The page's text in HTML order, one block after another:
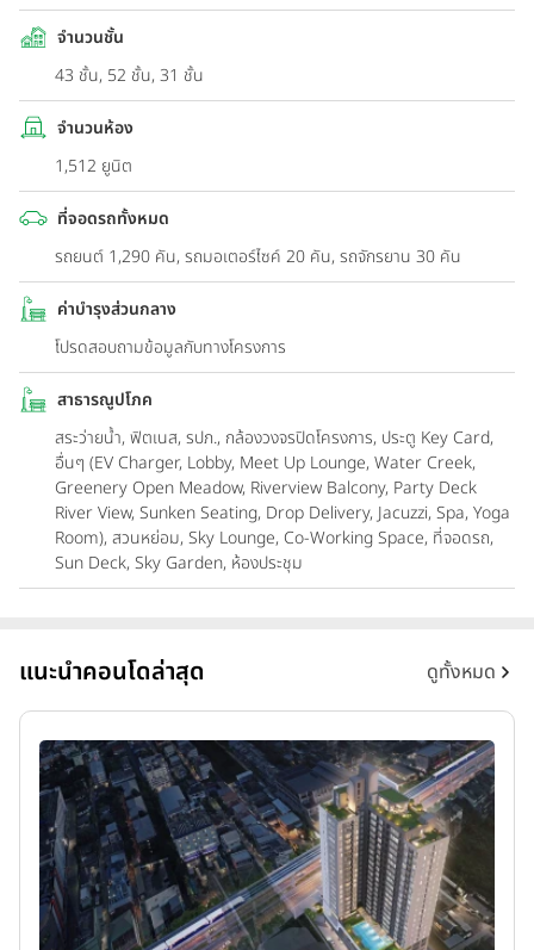
จำนวนชั้น
43 ชั้น, 52 ชั้น, 31 ชั้น
จำนวนห้อง
1,512 ยูนิต
ที่จอดรถทั้งหมด
รถยนต์ 1,290 คัน, รถมอเตอร์ไซค์ 20 คัน, รถจักรยาน 30 คัน
ค่าบำรุงส่วนกลาง
โปรดสอบถามข้อมูลกับทางโครงการ
สาธารณูปโภค
สระว่ายน้ำ, ฟิตเนส, รปภ., กล้องวงจรปิดโครงการ, ประตู Key Card,
อื่นๆ (EV Charger, Lobby, Meet Up Lounge, Water Creek,
Greenery Open Meadow, Riverview Balcony, Party Deck
River View, Sunken Seating, Drop Delivery, Jacuzzi, Spa, Yoga
Room), สวนหย่อม, Sky Lounge, Co-Working Space, ที่จอดรถ,
Sun Deck, Sky Garden, ห้องประชุม
แนะนำคอนโดล่าสุด ดูทั้งหมด